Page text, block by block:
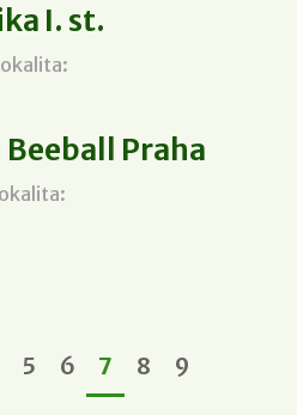
I. st.
Praha
5 6 7 8 9